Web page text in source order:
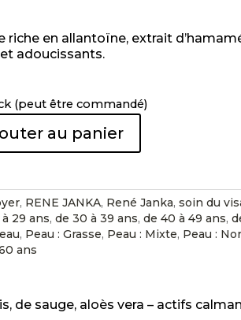
en allantoïne, extrait
adoucissants.
(peut être commandé)
au panier
, RENE JANKA, René Janka, soin du
29 ans, de 30 à 39 ans, de 40 à 49 ans,
, Peau : Grasse, Peau : Mixte, Peau :
ans
de sauge, aloès vera – actifs